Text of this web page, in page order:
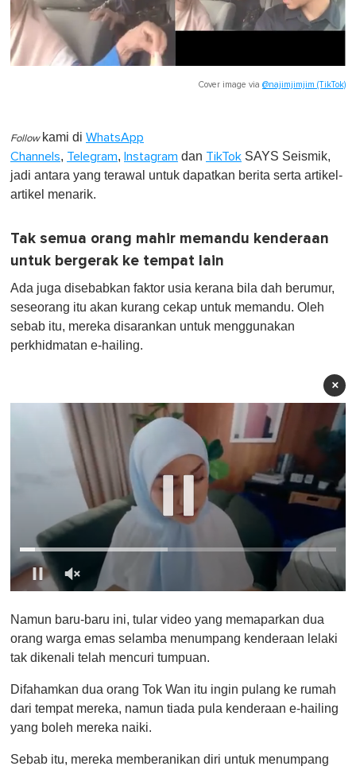
Cover image via @najimjimjim (TikTok)
Follow kami di WhatsApp
Channels, Telegram, Instagram dan TikTok SAYS Seismik,
jadi antara yang terawal untuk dapatkan berita serta artikel-
artikel menarik.
Tak semua orang mahir memandu kenderaan
untuk bergerak ke tempat lain
Ada juga disebabkan faktor usia kerana bila dah berumur,
seseorang itu akan kurang cekap untuk memandu. Oleh
sebab itu, mereka disarankan untuk menggunakan
perkhidmatan e-hailing.
×
f
1
i
u
e
,
0
Namun baru-baru ini, tular video yang memaparkan dua
orang warga emas selamba menumpang kenderaan lelaki
tak dikenali telah mencuri tumpuan.
Difahamkan dua orang Tok Wan itu ingin pulang ke rumah
dari tempat mereka, namun tiada pula kenderaan e-hailing
yang boleh mereka naiki.
Sebab itu, mereka memberanikan diri untuk menumpang